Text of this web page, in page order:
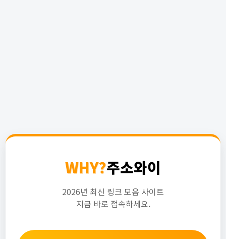
WHY?주소와이
2026년 최신 링크 모음 사이트
지금 바로 접속하세요.